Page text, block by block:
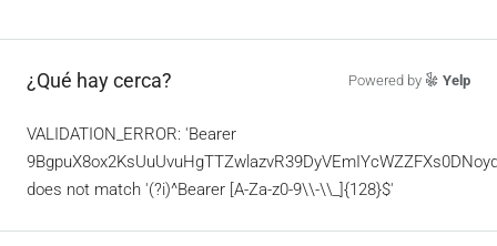
¿Qué hay cerca? Powered by Yelp
VALIDATION_ERROR: 'Bearer
does not match '(?i)^Bearer [A-Za-z0-9\\-\\_]{128}$'